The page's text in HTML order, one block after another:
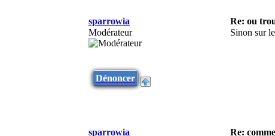
sparrowia Re: ou
Modérateur
Sinon sur
Dénoncer
sparrowia Re: